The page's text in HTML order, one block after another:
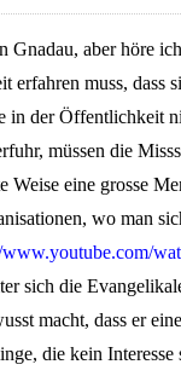
aber höre
erfahren muss,
in der Öffentlichkeit
müssen die
Weise eine grosse
wo man
www.youtube.com/
sich die
macht, dass er
die kein